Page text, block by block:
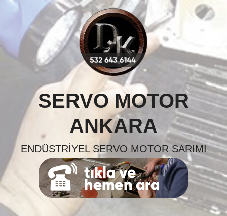
Skip
content
SERVO MOTOR
ANKARA
ENDÜSTRIYEL SERVO MOTOR SARIMI